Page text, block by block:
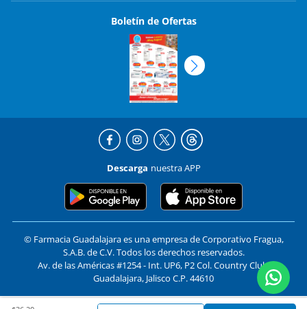
Boletín de Ofertas
Descarga nuestra APP
© Farmacia Guadalajara es una empresa de Corporativo Fragua,
S.A.B. de C.V. Todos los derechos reservados.
Av. de las Américas #1254 - Int. UP6, P2 Col. Country Club,
Guadalajara, Jalisco C.P. 44610